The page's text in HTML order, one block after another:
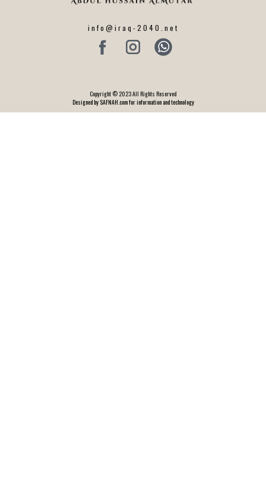
info@iraq-2040.net
Copyright © 2023 All Rights Reserved
Designed by SAFNAH.com for information and technology